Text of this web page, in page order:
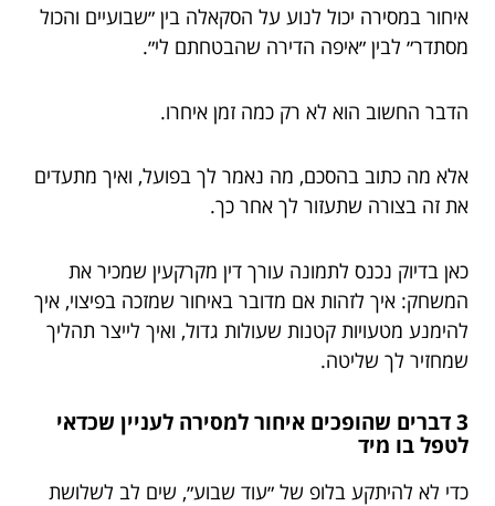
איחור במסירה יכול לנוע על הסקאלה בין ״שבועיים והכול
מסתדר״ לבין ״איפה הדירה שהבטחתם לי״.
הדבר החשוב הוא לא רק כמה זמן איחרו.
אלא מה כתוב בהסכם, מה נאמר לך בפועל, ואיך מתעדים
את זה בצורה שתעזור לך אחר כך.
כאן בדיוק נכנס לתמונה עורך דין מקרקעין שמכיר את
המשחק: איך לזהות אם מדובר באיחור שמזכה בפיצוי, איך
להימנע מטעויות קטנות שעולות גדול, ואיך לייצר תהליך
שמחזיר לך שליטה.
3 דברים שהופכים איחור למסירה לעניין שכדאי
לטפל בו מיד
כדי לא להיתקע בלופ של ״עוד שבוע״, שים לב לשלושת